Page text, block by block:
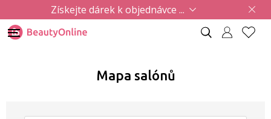
Získejte dárek k objednávce ...
Mapa salónů